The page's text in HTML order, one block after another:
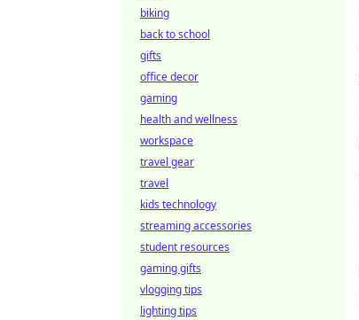
biking
back to school
gifts
office decor
gaming
health and wellness
workspace
travel gear
travel
kids technology
streaming accessories
student resources
gaming gifts
vlogging tips
lighting tips